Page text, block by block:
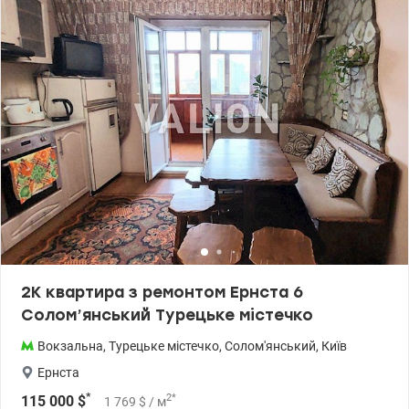
повністю готова до проживання без додаткових вкладень.
Санвузол сумістний, встановлений бойлер, душова кабіна.
Комплекс закрить, з охороною та відеоспостереженням,
відкритим паркінгом, Переваги: ​​комфортний 5 поверх, сучасний
будинок, дизайнерський ремонт, підходить для життя або для
здачі в оренду. Розвинена інфраструктура АТБ, Фора, Аптеки,
Школа, дитячий садок. Поруч парк, озеро. Зручна транспортна
розв'язка. Вартість 112 000 у.о. без комісії для покупця . Тел. +38
097 246 89 89 Оксана. valion.ua /1144809
2К квартира з ремонтом Ернста 6
Солом’янський Турецьке містечко
Вокзальна, Турецьке містечко, Солом'янський, Київ
Ернста
115 000 $* 1 769 $ / м2*